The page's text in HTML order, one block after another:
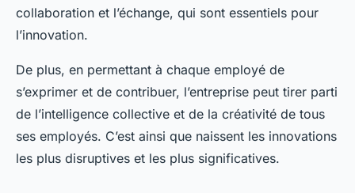
collaboration et l’échange, qui sont essentiels pour
l’innovation.
De plus, en permettant à chaque employé de
s’exprimer et de contribuer, l’entreprise peut tirer parti
de l’intelligence collective et de la créativité de tous
ses employés. C’est ainsi que naissent les innovations
les plus disruptives et les plus significatives.